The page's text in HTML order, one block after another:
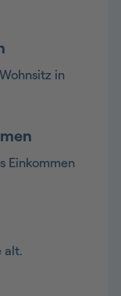
in
Einkommen
alt.